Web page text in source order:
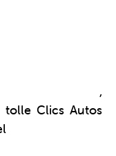
,
Clics Autos